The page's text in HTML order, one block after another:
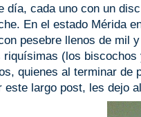
día, cada uno con un
En el estado Mérida
pesebre llenos de mil
riquísimas (los
quienes al terminar de
este largo post, les dejo